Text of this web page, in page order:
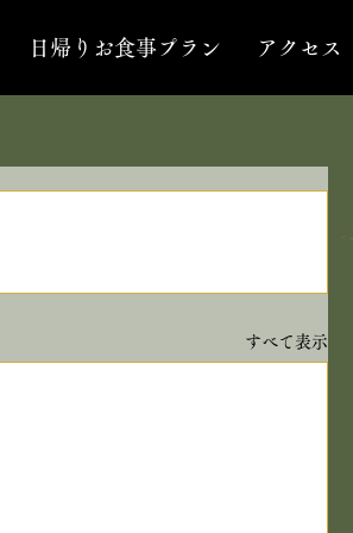
日帰りお食事プラン アクセス
すべて表示